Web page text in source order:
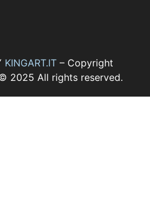
KINGART.IT– Copyright
2025 All rights reserved.